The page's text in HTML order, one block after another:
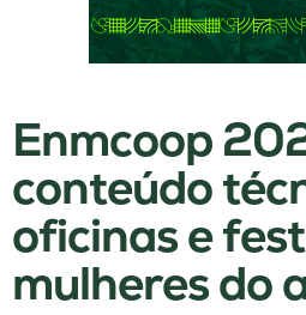
Enmcoop
conteúdo
oficinas e
mulheres do